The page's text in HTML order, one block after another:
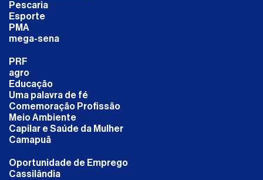
Pescaria
Esporte
PMA
mega-sena
PRF
agro
Educação
Uma palavra de fé
Comemoração Profissão
Meio Ambiente
Capilar e Saúde da Mulher
Camapuã
Oportunidade de Emprego
Cassilândia